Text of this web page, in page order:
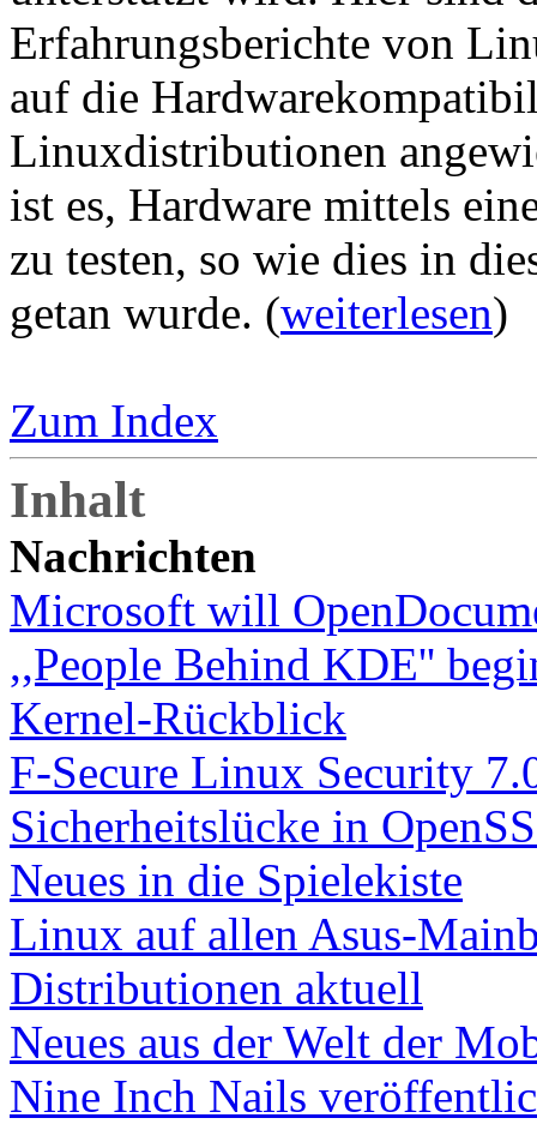
Erfahrungsberichte von
auf die
Linuxdistributionen
ist es, Hardware mittels
zu testen, so wie dies in
getan wurde. (weiterlesen)
Zum Index
Inhalt
Nachrichten
Microsoft will
,,People Behind KDE''
Kernel-Rückblick
F-Secure Linux Security
Sicherheitslücke in
Neues in die Spielekiste
Linux auf allen Asus-
Distributionen aktuell
Neues aus der Welt der
Nine Inch Nails